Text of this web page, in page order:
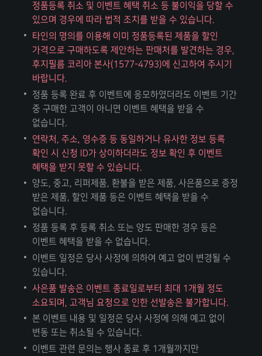
정품등록 취소 및 이벤트 혜택 취소 등 불이익을 당할 수
있으며 경우에 따라 법적 조치를 받을 수 있습니다.
타인의 명의를 이용해 이미 정품등록된 제품을 할인
가격으로 구매하도록 제안하는 판매처를 발견하는 경우,
후지필름 코리아 본사(1577-4793)에 신고하여 주시기
바랍니다.
정품 등록 완료 후 이벤트에 응모하였더라도 이벤트 기간
중 구매한 고객이 아니면 이벤트 혜택을 받을 수
없습니다.
연락처, 주소, 영수증 등 동일하거나 유사한 정보 등록
확인 시 신청 ID가 상이하더라도 정보 확인 후 이벤트
혜택을 받지 못할 수 있습니다.
양도, 중고, 리퍼제품, 환불을 받은 제품, 사은품으로 증정
받은 제품, 할인 제품 등은 이벤트 혜택을 받을 수
없습니다.
정품 등록 후 등록 취소 또는 양도 판매한 경우 등은
이벤트 혜택을 받을 수 없습니다.
이벤트 일정은 당사 사정에 의하여 예고 없이 변경될 수
있습니다.
사은품 발송은 이벤트 종료일로부터 최대 1개월 정도
소요되며, 고객님 요청으로 인한 선발송은 불가합니다.
본 이벤트 내용 및 일정은 당사 사정에 의해 예고 없이
변동 또는 취소될 수 있습니다.
이벤트 관련 문의는 행사 종료 후 1개월까지만